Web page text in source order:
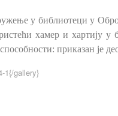
у библиотеци у
хамер и хартију
приказан је
1{/gallery}